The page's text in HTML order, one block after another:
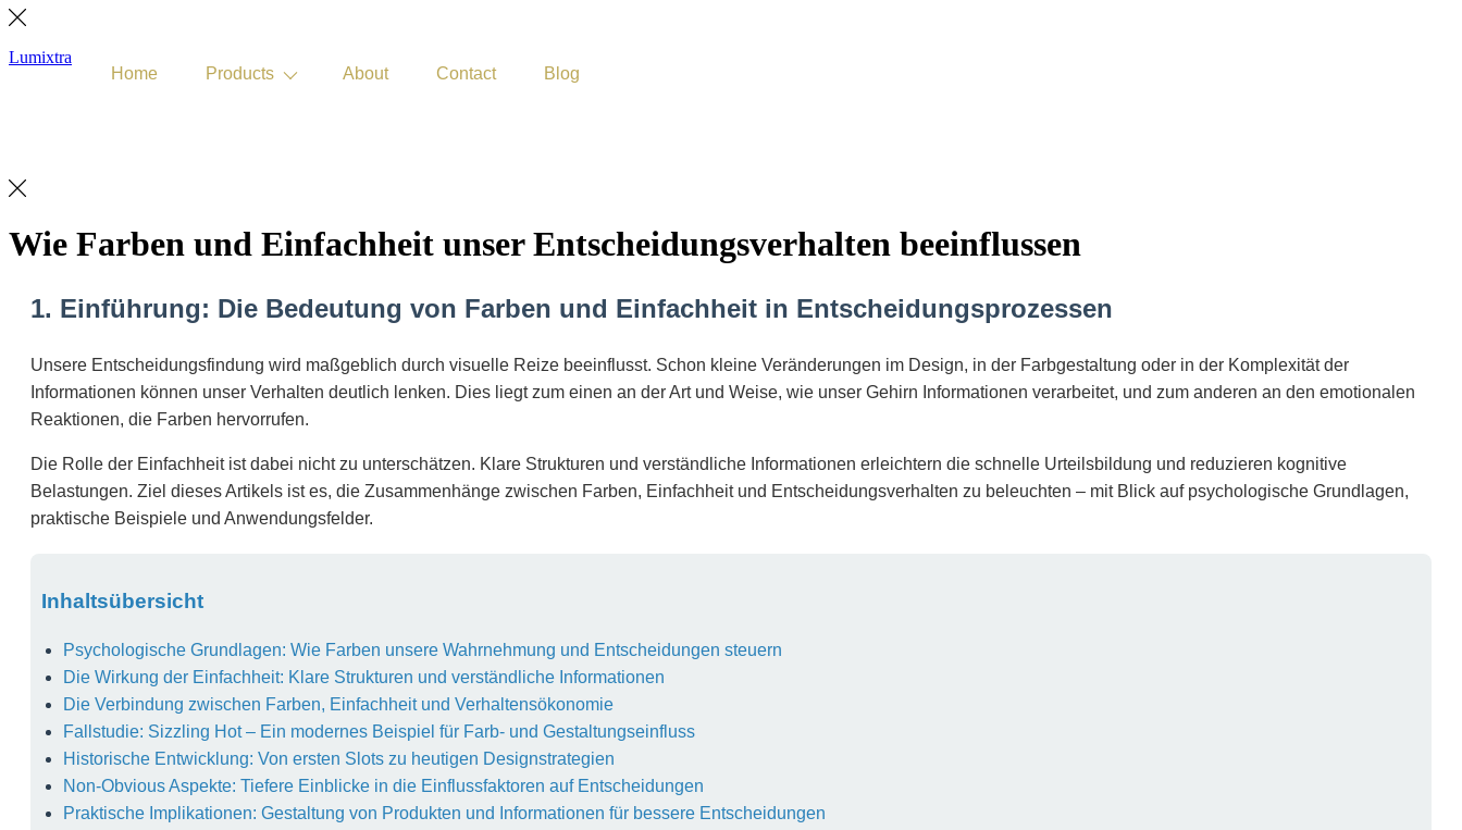
Lumixtra
Home
Products About Contact Blog
Wie Farben und Einfachheit unser Entscheidungsverhalten beeinflussen
1. Einführung: Die Bedeutung von Farben und Einfachheit in Entscheidungsprozessen
Unsere Entscheidungsfindung wird maßgeblich durch visuelle Reize beeinflusst. Schon kleine Veränderungen im Design, in der Farbgestaltung oder in der Komplexität der
Informationen können unser Verhalten deutlich lenken. Dies liegt zum einen an der Art und Weise, wie unser Gehirn Informationen verarbeitet, und zum anderen an den emotionalen
Reaktionen, die Farben hervorrufen.
Die Rolle der Einfachheit ist dabei nicht zu unterschätzen. Klare Strukturen und verständliche Informationen erleichtern die schnelle Urteilsbildung und reduzieren kognitive
Belastungen. Ziel dieses Artikels ist es, die Zusammenhänge zwischen Farben, Einfachheit und Entscheidungsverhalten zu beleuchten – mit Blick auf psychologische Grundlagen,
praktische Beispiele und Anwendungsfelder.
Inhaltsübersicht
Psychologische Grundlagen: Wie Farben unsere Wahrnehmung und Entscheidungen steuern
Die Wirkung der Einfachheit: Klare Strukturen und verständliche Informationen
Die Verbindung zwischen Farben, Einfachheit und Verhaltensökonomie
Fallstudie: Sizzling Hot – Ein modernes Beispiel für Farb- und Gestaltungseinfluss
Historische Entwicklung: Von ersten Slots zu heutigen Designstrategien
Non-Obvious Aspekte: Tiefere Einblicke in die Einflussfaktoren auf Entscheidungen
Praktische Implikationen: Gestaltung von Produkten und Informationen für bessere Entscheidungen